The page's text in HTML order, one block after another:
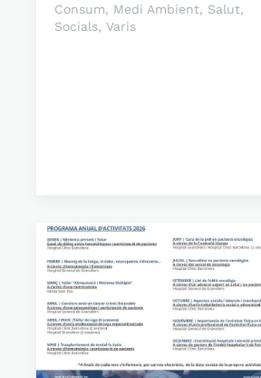
Consum, Medi Ambient, Salut,
Socials, Varis